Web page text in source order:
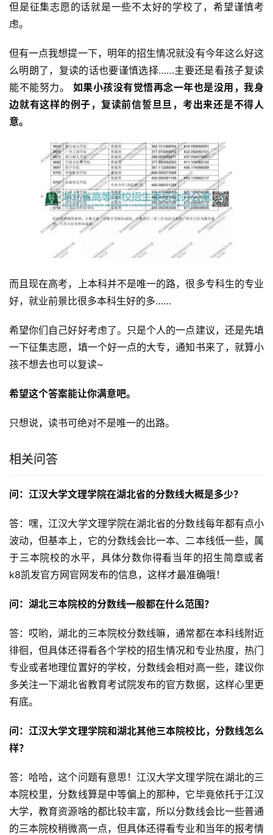
但是征集志愿的话就是一些不太好的学校了，希望谨慎考
虑。
但有一点我想提一下，明年的招生情况就没有今年这么好这
么明朗了，复读的话也要谨慎选择……主要还是看孩子复读
能不能努力。 如果小孩没有觉悟再念一年也是没用，我身
边就有这样的例子，复读前信誓旦旦，考出来还是不得人
意。
而且现在高考，上本科并不是唯一的路，很多专科生的专业
好，就业前景比很多本科生好的多……
希望你们自己好好考虑了。只是个人的一点建议，还是先填
一下征集志愿，填一个好一点的大专，通知书来了，就算小
孩不想去也可以复读~
希望这个答案能让你满意吧。
只想说，读书可绝对不是唯一的出路。
相关问答
问：江汉大学文理学院在湖北省的分数线大概是多少？
答：嘿，江汉大学文理学院在湖北省的分数线每年都有点小
波动，但基本上，它的分数线会比一本、二本线低一些，属
于三本院校的水平，具体分数你得看当年的招生简章或者
k8凯发官方网官网发布的信息，这样才最准确哦！
问：湖北三本院校的分数线一般都在什么范围？
答：哎哟，湖北的三本院校分数线嘛，通常都在本科线附近
徘徊，但具体还得看各个学校的招生情况和专业热度，热门
专业或者地理位置好的学校，分数线会相对高一些，建议你
多关注一下湖北省教育考试院发布的官方数据，这样心里更
有底。
问：江汉大学文理学院和湖北其他三本院校比，分数线怎么
样？
答：哈哈，这个问题有意思！江汉大学文理学院在湖北的三
本院校里，分数线算是中等偏上的那种，它毕竟依托于江汉
大学，教育资源啥的都比较丰富，所以分数线会比一些普通
的三本院校稍微高一点，但具体还得看专业和当年的报考情